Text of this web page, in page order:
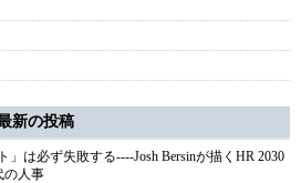
新の投稿
」は必ず失敗する----Josh Bersinが描くHR 2030
の人事